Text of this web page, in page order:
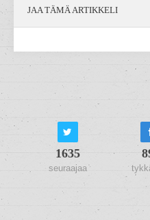
JAA TÄMÄ ARTIKKELI
1635
seuraajaa